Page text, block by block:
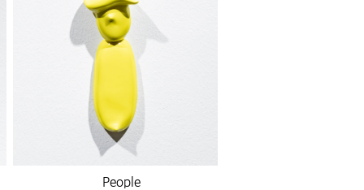
People